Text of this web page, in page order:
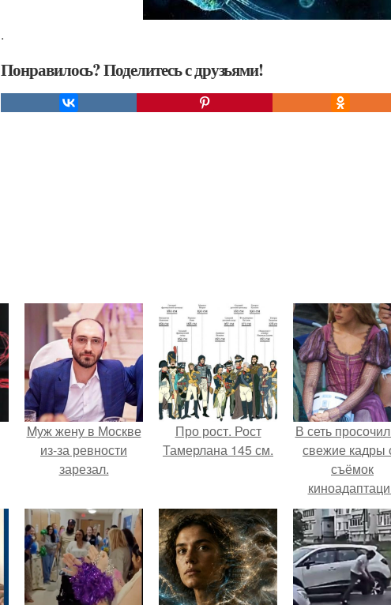
.
Понравилось? Поделитесь с друзьями!
Mуж жену в Москве
из-за ревности
зарезал.
Про рост. Рост
Тамерлана 145 см.
В сеть
свежие кадры
съёмок
"Рапунцель", и
внимание
моментально
оказалось
приковано к